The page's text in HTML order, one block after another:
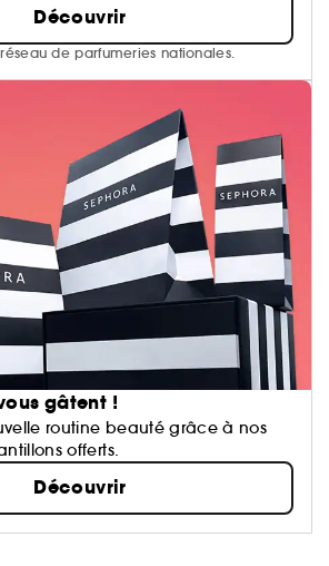
Découvrir
de parfumeries nationales.
gâtent !
routine beauté grâce à nos
offerts.
Découvrir